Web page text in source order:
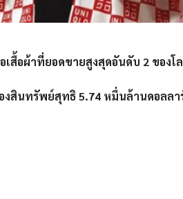
เสื้อผ้าที่ยอดขายสูงสุดอันดับ 2 ของโ
งสินทรัพย์สุทธิ 5.74 หมื่นล้านดอลล